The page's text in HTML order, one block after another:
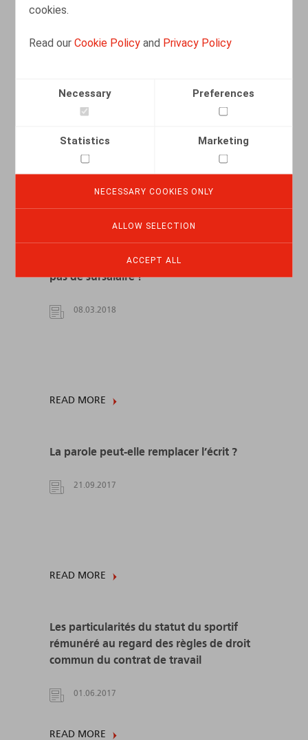
cookies.
Read ourCookie Policy and Privacy Policy
Necessary Preferences
Statistics Marketing
NECESSARY COOKIES ONLY
ALLOW SELECTION
ACCEPT ALL
21.08.2018
READ MORE
Réunions CE, CPPT ou DS prolongées :
pas de sursalaire !
08.03.2018
READ MORE
La parole peut-elle remplacer l’écrit ?
21.09.2017
READ MORE
Les particularités du statut du sportif
rémunéré au regard des règles de droit
commun du contrat de travail
01.06.2017
READ MORE